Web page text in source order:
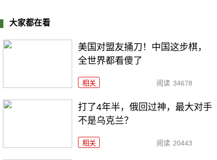
大家都在看
美国对盟友捅刀！中国这步棋，
全世界都看傻了
相关 阅读 34678
打了4年半，俄回过神，最大对手
不是乌克兰？
相关 阅读 20443